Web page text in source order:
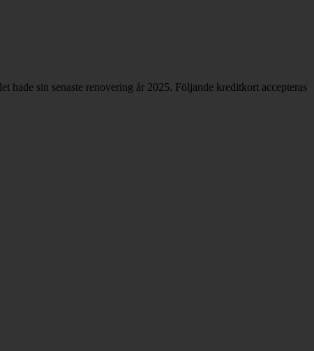
sin senaste renovering år 2025. Följande kreditkort accepteras